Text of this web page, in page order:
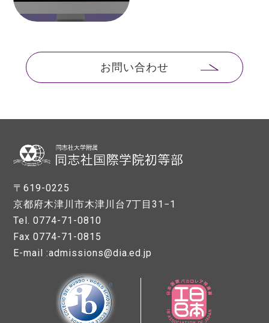
お問い合わせ
〒619-0225
京都府木津川市木津川台7丁目31−1
Tel. 0774-71-0810
Fax 0774-71-0815
E-mail :admissions@dia.ed.jp